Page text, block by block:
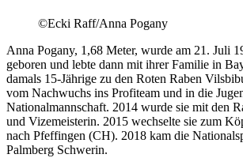
©Ecki Raff/Anna Pogany
Anna Pogany, 1,68 Meter, wurde am 21. Juli
geboren und lebte dann mit ihrer Familie in
damals 15-Jährige zu den Roten Raben
vom Nachwuchs ins Profiteam und in die
Nationalmannschaft. 2014 wurde sie mit den
und Vizemeisterin. 2015 wechselte sie zum
nach Pfeffingen (CH). 2018 kam die
Palmberg Schwerin.